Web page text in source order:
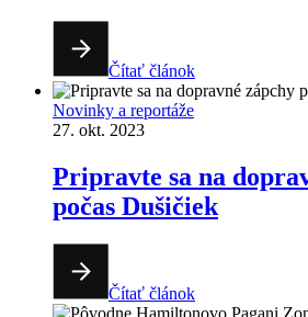
Čítať článok
Novinky a reportáže
27. okt. 2023
Pripravte sa na
počas Dušičiek
Čítať článok